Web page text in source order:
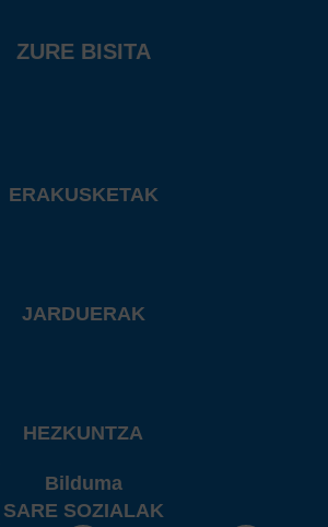
ZURE BISITA
ERAKUSKETAK
JARDUERAK
HEZKUNTZA
Bilduma
SARE SOZIALAK